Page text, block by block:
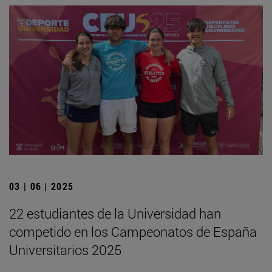
03 | 06 | 2025
22 estudiantes de la Universidad han
competido en los Campeonatos de España
Universitarios 2025